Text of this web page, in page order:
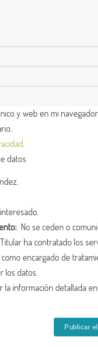
y web en mi
.
datos
No se ceden o
ha contratado los
encargado de
los datos.
la información detallada